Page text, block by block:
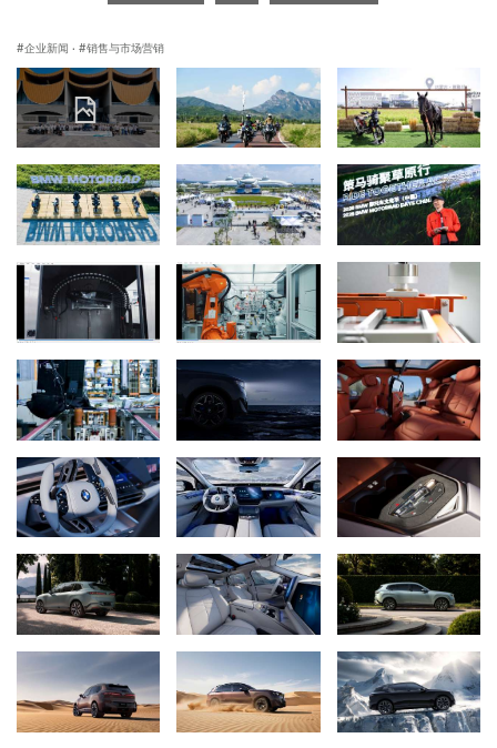
企业新闻 · 销售与市场营销